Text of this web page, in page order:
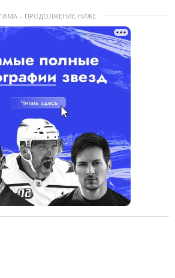
– ПРОДОЛЖЕНИЕ НИЖЕ